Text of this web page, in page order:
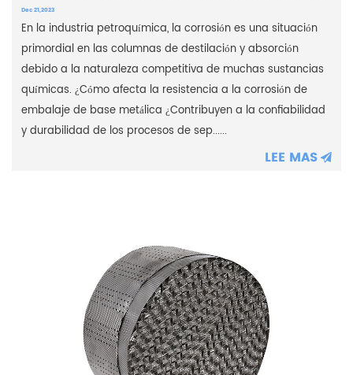
Dec 21,2023
En la industria petroquímica, la corrosión es una situación
primordial en las columnas de destilación y absorción
debido a la naturaleza competitiva de muchas sustancias
químicas. ¿Cómo afecta la resistencia a la corrosión de
embalaje de base metálica ¿Contribuyen a la confiabilidad
y durabilidad de los procesos de sep......
LEE MAS